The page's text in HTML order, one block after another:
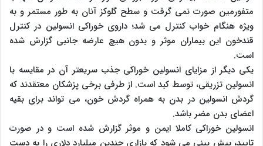
متفورمین صورت نمی گرفت و سطح گلوکز آنان به طور مستمر و به
ویژه هنگام خواب کنترل می شد؛ داروی خوراکی انسولین در کنترل
قندخون این بیماران موثر و بدون هیچ عارضه جانبی گزارش شده
است.
یکی دیگر از مزایای انسولین خوراکی جذب سریعتر آن در مقایسه با
انسولین تزریقی، توسط کبد است. از طرفی برخی پزشکان معتقدند که
گردش انسولین در بدن به همراه گردش خون، می تواند برای بقیه
اعضای بدن مضر باشد.
انسولین خوراکی کاملا ایمن و موثر گزارش شده است و در صورت